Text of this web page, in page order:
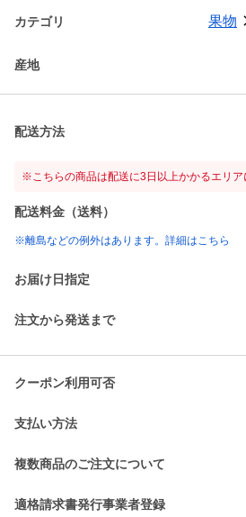
カテゴリ 果物
産地
配送方法
※こちらの商品は配送に3日以上かかるエリア
配送料金（送料）
※離島などの例外はあります。詳細はこちら
お届け日指定
注文から発送まで
クーポン利用可否
支払い方法
複数商品のご注文について
適格請求書発行事業者登録